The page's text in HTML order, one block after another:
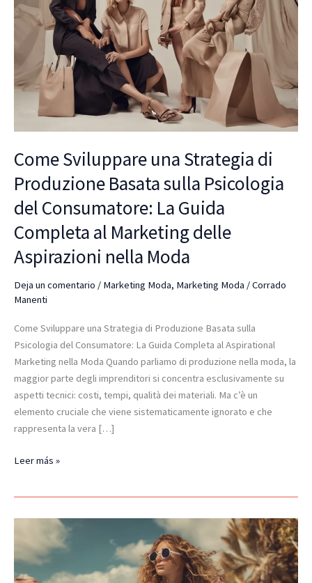
Come Sviluppare una Strategia di
Produzione Basata sulla Psicologia
del Consumatore: La Guida
Completa al Marketing delle
Aspirazioni nella Moda
Deja un comentario / Marketing Moda, Marketing Moda /Corrado
Manenti
Come Sviluppare una Strategia di Produzione Basata sulla
Psicologia del Consumatore: La Guida Completa al Aspirational
Marketing nella Moda Quando parliamo di produzione nella moda, la
maggior parte degli imprenditori si concentra esclusivamente su
aspetti tecnici: costi, tempi, qualità dei materiali. Ma c’è un
elemento cruciale che viene sistematicamente ignorato e che
rappresenta la vera […]
Produzione
Basata
Psicologia
Consumatore:
al
Marketing
delle
Aspirazioni
nella
Moda
Leer más »
un
Brand